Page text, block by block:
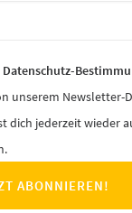
Datenschutz-
unserem Newsletter-
dich jederzeit wieder